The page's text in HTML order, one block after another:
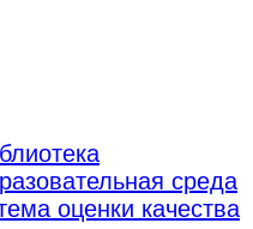
среда
оценки качества